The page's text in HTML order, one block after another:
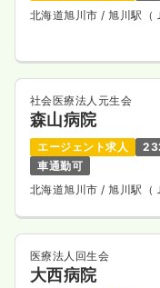
北海道旭川市/ 旭川駅（
社会医療法人元生会
森山病院
エージェント求人
車通勤可
北海道旭川市 / 旭川駅（
医療法人回生会
大西病院